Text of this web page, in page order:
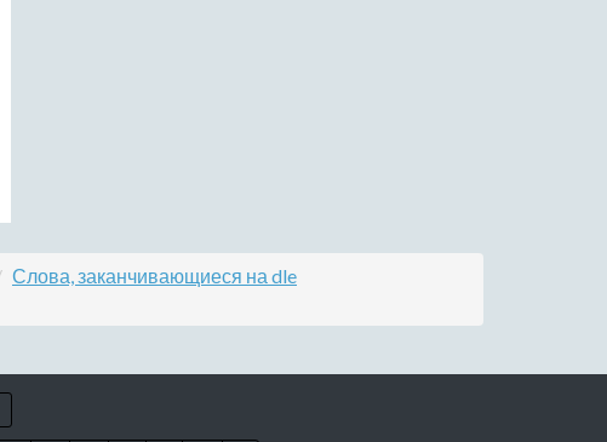
Слова, заканчивающиеся на dle